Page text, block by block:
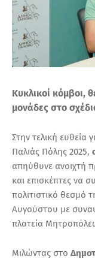
Κυκλικοί κόμβοι,
μονάδες στο
Στην τελική ευθεία
Παλιάς Πόλης 2025,
απηύθυνε ανοιχτή
και επισκέπτες να
πολιτιστικό θεσμό
Αυγούστου με
πλατεία
Μιλώντας στο